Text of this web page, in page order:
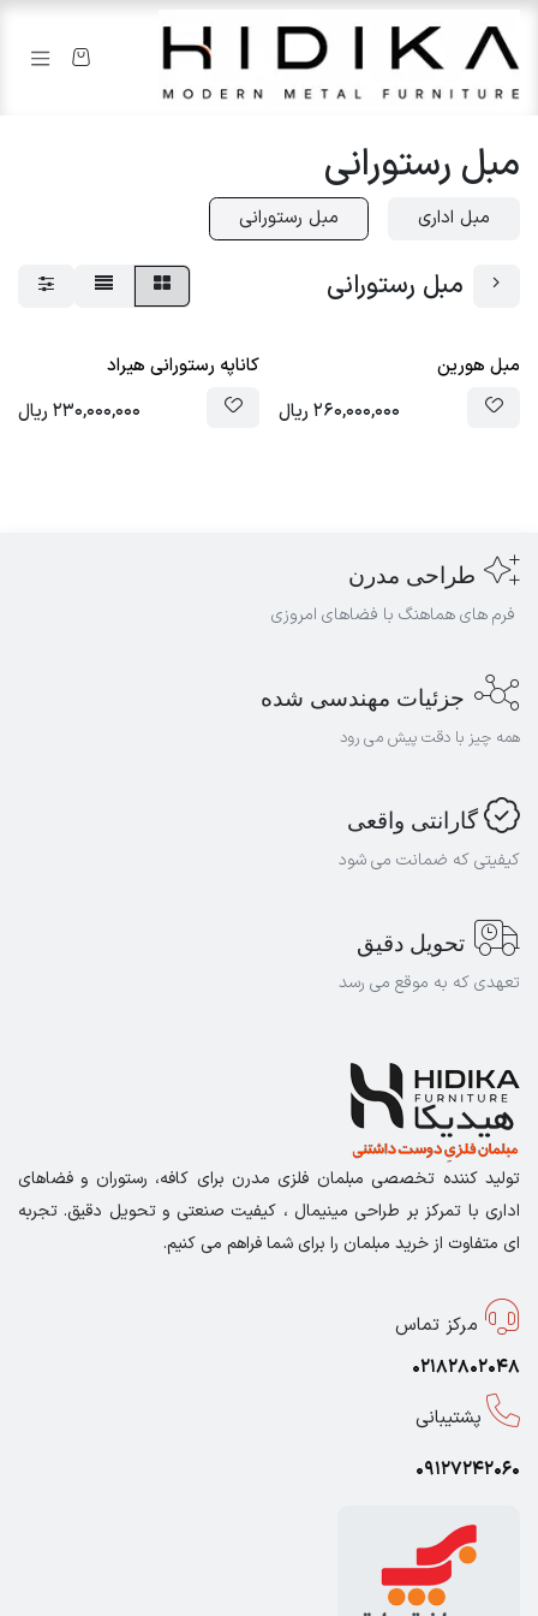
صرف نظر و مشاهده محتوا
مبل رستورانی
مبل اداری مبل رستورانی
مبل رستورانی
مبل هورین
260,000,000ریال
کاناپه رستورانی هیراد
230,000,000ریال
طراحی مدرن
جزئیات مهندسی شده
همه چیز با دقت پیش می رود
گارانتی واقعی
کیفیتی که ضمانت می شود
تحویل دقیق
تعهدی که به موقع می رسد
تولید کننده تخصصی مبلمان فلزی مدرن برای کافه، رستوران و فضاهای
اداری با تمرکز بر طراحی مینیمال ، کیفیت صنعتی و تحویل دقیق. تجربه
ای متفاوت از خرید مبلمان را برای شما فراهم می کنیم.
مرکز تماس
02182802048
پشتیبانی
09127242060